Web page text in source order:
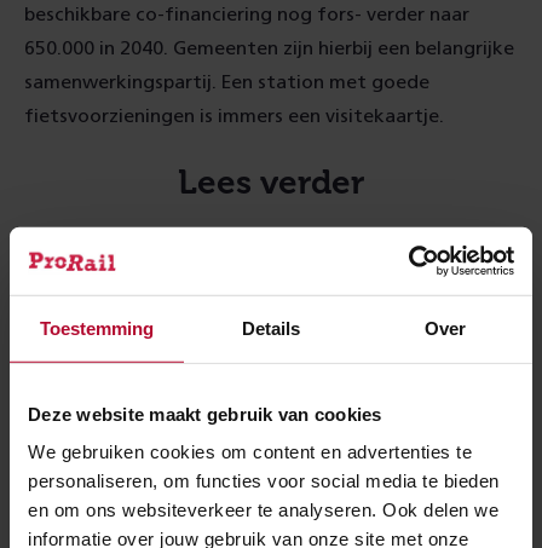
Toestemming Details Over
Deze website maakt gebruik van cookies
We gebruiken cookies om content en advertenties te
personaliseren, om functies voor social media te bieden
en om ons websiteverkeer te analyseren. Ook delen we
informatie over jouw gebruik van onze site met onze
beschikbare co-financiering nog fors- verder naar
650.000 in 2040. Gemeenten zijn hierbij een belangrijke
samenwerkingspartij. Een station met goede
fietsvoorzieningen is immers een visitekaartje.
Lees verder
Tilburg